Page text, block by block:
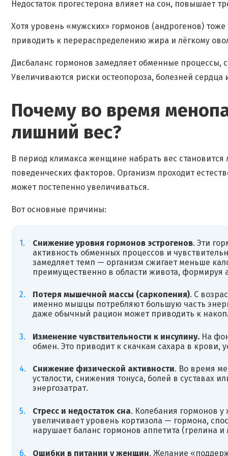
Недостаток прогестерона влияет на сон, повышает
Хотя уровень «мужских» гормонов (андрогенов)
приводить к перераспределению жира и лёгкому
Дисбаланс гормонов замедляет обменные
Увеличиваются риски остеопороза, болезней
Почему во время
лишний вес?
В период климакса женщине набрать вес становится
поведенческих факторов. Организм проходит
может постепенно увеличиваться.
Вот основные причины:
Снижение уровня гормонов эстрогенов. Эти
активность обменных процессов и
замедляет темп — организм сжигает меньше
преимущественно в области живота,
Потеря мышечной массы (саркопения). С
именно мышцы потребляют большую часть
даже обычный рацион может приводить к
Изменение чувствительности к инсулину.На
обмен. Это приводит к скачкам сахара в крови,
Снижение физической активности. Во время
усталости, снижения тонуса, болей в
энергозатрат.
Стресс и недостаток сна. Колебания гормонов
увеличивает уровень кортизола — гормона,
нарушает баланс гормонов аппетита (грелина и
Ошибки в питании у женщин. Желание